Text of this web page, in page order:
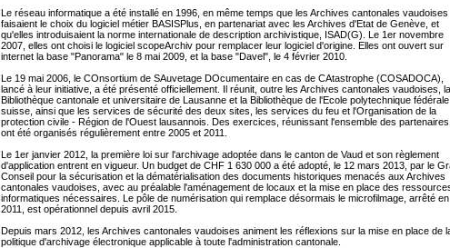
Le réseau informatique a été installé en 1996, en même temps que les Archives cantonales vaudoises
faisaient le choix du logiciel métier BASISPlus, en partenariat avec les Archives d'Etat de Genève, et
qu'elles introduisaient la norme internationale de description archivistique, ISAD(G). Le 1er novembre
2007, elles ont choisi le logiciel scopeArchiv pour remplacer leur logiciel d'origine. Elles ont ouvert sur
internet la base "Panorama" le 8 mai 2009, et la base "Davel", le 4 février 2010.
Le 19 mai 2006, le COnsortium de SAuvetage DOcumentaire en cas de CAtastrophe (COSADOCA),
lancé à leur initiative, a été présenté officiellement. Il réunit, outre les Archives cantonales vaudoises, la
Bibliothèque cantonale et universitaire de Lausanne et la Bibliothèque de l'Ecole polytechnique fédérale
suisse, ainsi que les services de sécurité des deux sites, les services du feu et l'Organisation de la
protection civile - Région de l'Ouest lausannois. Des exercices, réunissant l'ensemble des partenaires,
ont été organisés régulièrement entre 2005 et 2011.
Le 1er janvier 2012, la première loi sur l'archivage adoptée dans le canton de Vaud et son règlement
d'application entrent en vigueur. Un budget de CHF 1 630 000 a été adopté, le 12 mars 2013, par le
Conseil pour la sécurisation et la dématérialisation des documents historiques menacés aux Archives
cantonales vaudoises, avec au préalable l'aménagement de locaux et la mise en place des
informatiques nécessaires. Le pôle de numérisation qui remplace désormais le microfilmage, arrêté en
2011, est opérationnel depuis avril 2015.
Depuis mars 2012, les Archives cantonales vaudoises animent les réflexions sur la mise en place de
politique d'archivage électronique applicable à toute l'administration cantonale.